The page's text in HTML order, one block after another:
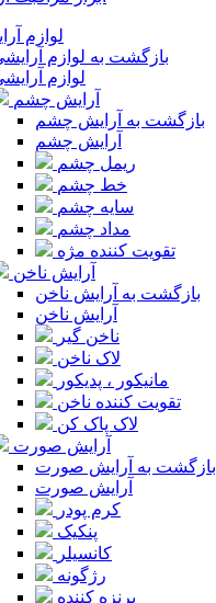
لوازم
بازگشت به لوازم
لوازم
آرایش چشم
بازگشت به آرایش چشم
آرایش چشم
ریمل چشم
خط چشم
سایه چشم
مداد چشم
تقویت کننده مژه
آرایش ناخن
بازگشت به آرایش ناخن
آرایش ناخن
ناخن گیر
لاک ناخن
مانیکور ، پدیکور
تقویت کننده ناخن
لاک پاک کن
آرایش صورت
بازگشت به آرایش صورت
آرایش صورت
کرم پودر
پنکیک
کانسیلر
رژگونه
برنزه کننده